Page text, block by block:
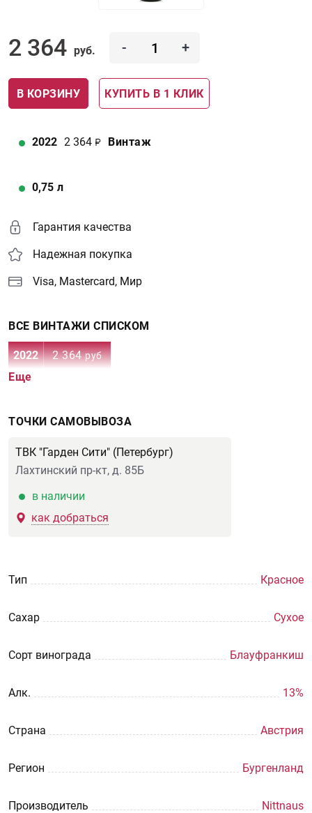
2 364 руб. - +
В КОРЗИНУ КУПИТЬ В 1 КЛИК
2022 2 364 Винтаж
0,75 л
Гарантия качества
Надежная покупка
Visa, Mastercard, Мир
ВСЕ ВИНТАЖИ СПИСКОМ
2022 2 364руб
Еще
ТОЧКИ САМОВЫВОЗА
ТВК "Гарден Сити" (Петербург)
Лахтинский пр-кт, д. 85Б
в наличии
как добраться
Тип Красное
Сахар Сухое
Сорт винограда Блауфранкиш
Aлк. 13%
Страна Австрия
Регион Бургенланд
Производитель Nittnaus